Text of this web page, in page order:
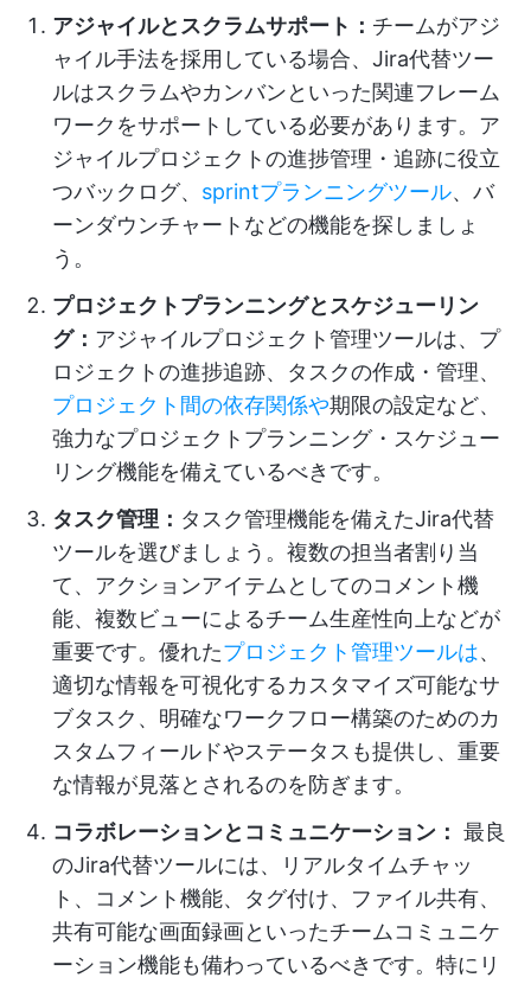
アジャイルとスクラムサポート： チームがアジ
ャイル手法を採用している場合、Jira代替ツー
ルはスクラムやカンバンといった関連フレーム
ワークをサポートしている必要があります。ア
ジャイルプロジェクトの進捗管理・追跡に役立
つバックログ、 sprintプランニングツール、バ
ーンダウンチャートなどの機能を探しましょ
う。
プロジェクトプランニングとスケジューリン
グ： アジャイルプロジェクト管理ツールは、プ
ロジェクトの進捗追跡、タスクの作成・管理、
プロジェクト間の依存関係や期限の設定など、
強力なプロジェクトプランニング・スケジュー
リング機能を備えているべきです。
タスク管理： タスク管理機能を備えたJira代替
ツールを選びましょう。複数の担当者割り当
て、アクションアイテムとしてのコメント機
能、複数ビューによるチーム生産性向上などが
重要です。優れたプロジェクト管理ツールは、
適切な情報を可視化するカスタマイズ可能なサ
ブタスク、明確なワークフロー構築のためのカ
スタムフィールドやステータスも提供し、重要
な情報が見落とされるのを防ぎます。
コラボレーションとコミュニケーション： 最良
のJira代替ツールには、リアルタイムチャッ
ト、コメント機能、タグ付け、ファイル共有、
共有可能な画面録画といったチームコミュニケ
ーション機能も備わっているべきです。特にリ